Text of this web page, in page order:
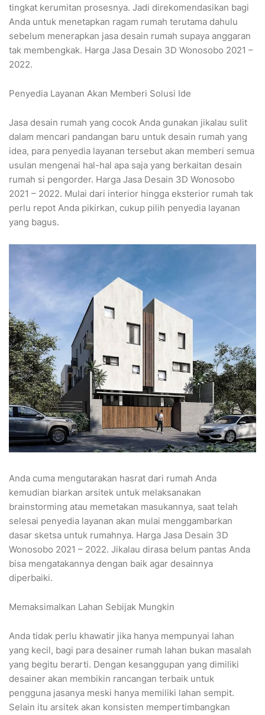
tingkat kerumitan prosesnya. Jadi direkomendasikan bagi
Anda untuk menetapkan ragam rumah terutama dahulu
sebelum menerapkan jasa desain rumah supaya anggaran
tak membengkak. Harga Jasa Desain 3D Wonosobo 2021 –
2022.
Penyedia Layanan Akan Memberi Solusi Ide
Jasa desain rumah yang cocok Anda gunakan jikalau sulit
dalam mencari pandangan baru untuk desain rumah yang
idea, para penyedia layanan tersebut akan memberi semua
usulan mengenai hal-hal apa saja yang berkaitan desain
rumah si pengorder. Harga Jasa Desain 3D Wonosobo
2021 – 2022. Mulai dari interior hingga eksterior rumah tak
perlu repot Anda pikirkan, cukup pilih penyedia layanan
yang bagus.
Anda cuma mengutarakan hasrat dari rumah Anda
kemudian biarkan arsitek untuk melaksanakan
brainstorming atau memetakan masukannya, saat telah
selesai penyedia layanan akan mulai menggambarkan
dasar sketsa untuk rumahnya. Harga Jasa Desain 3D
Wonosobo 2021 – 2022. Jikalau dirasa belum pantas Anda
bisa mengatakannya dengan baik agar desainnya
diperbaiki.
Memaksimalkan Lahan Sebijak Mungkin
Anda tidak perlu khawatir jika hanya mempunyai lahan
yang kecil, bagi para desainer rumah lahan bukan masalah
yang begitu berarti. Dengan kesanggupan yang dimiliki
desainer akan membikin rancangan terbaik untuk
pengguna jasanya meski hanya memiliki lahan sempit.
Selain itu arsitek akan konsisten mempertimbangkan